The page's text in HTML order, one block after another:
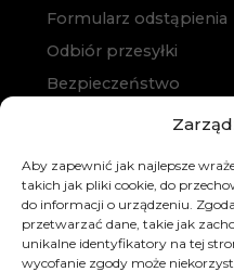
Aby zapewnić jak najlepsze
takich jak pliki cookie, do
do informacji o urządzeniu.
przetwarzać dane, takie jak
unikalne identyfikatory na tej
wycofanie zgody może
Formularz odstąpienia
Odbiór przesyłki
Bezpieczeństwo
Polityka prywatności
Zakup na raty
Kontakt